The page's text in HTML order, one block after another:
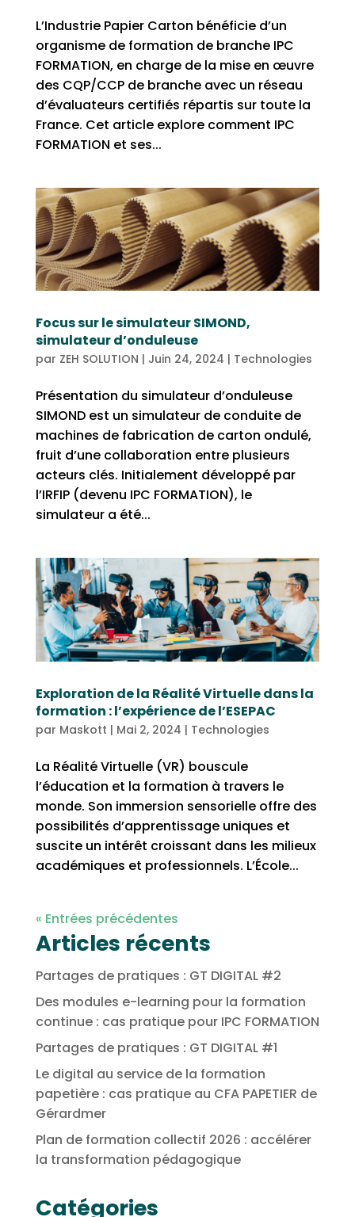
L’Industrie Papier Carton bénéficie d’un
organisme de formation de branche IPC
FORMATION, en charge de la mise en œuvre
des CQP/CCP de branche avec un réseau
d’évaluateurs certifiés répartis sur toute la
France. Cet article explore comment IPC
FORMATION et ses...
Focus sur le simulateur SIMOND,
simulateur d’onduleuse
par ZEH SOLUTION | Juin 24, 2024 | Technologies
Présentation du simulateur d’onduleuse
SIMOND est un simulateur de conduite de
machines de fabrication de carton ondulé,
fruit d’une collaboration entre plusieurs
acteurs clés. Initialement développé par
l’IRFIP (devenu IPC FORMATION), le
simulateur a été...
Exploration de la Réalité Virtuelle dans la
formation : l’expérience de l’ESEPAC
par Maskott | Mai 2, 2024 | Technologies
La Réalité Virtuelle (VR) bouscule
l’éducation et la formation à travers le
monde. Son immersion sensorielle offre des
possibilités d’apprentissage uniques et
suscite un intérêt croissant dans les milieux
académiques et professionnels. L’École...
« Entrées précédentes
Articles récents
Partages de pratiques : GT DIGITAL #2
Des modules e-learning pour la formation
continue : cas pratique pour IPC FORMATION
Partages de pratiques : GT DIGITAL #1
Le digital au service de la formation
papetière : cas pratique au CFA PAPETIER de
Gérardmer
Plan de formation collectif 2026 : accélérer
la transformation pédagogique
Catégories